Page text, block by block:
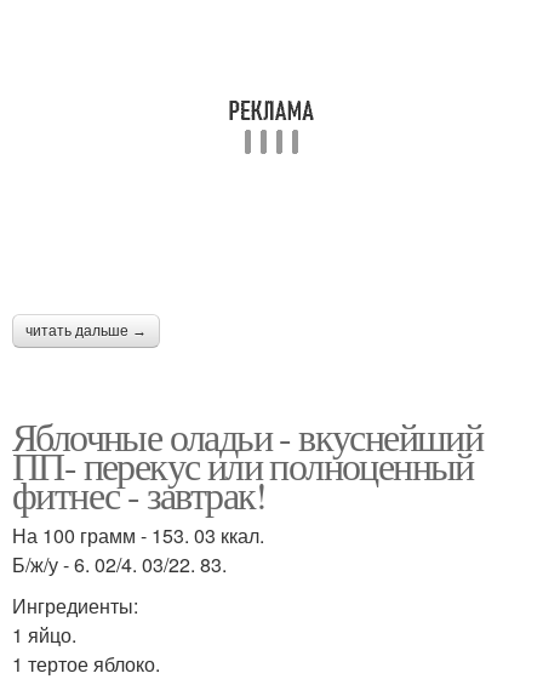
читать дальше →
Яблочные оладьи - вкуснейший
ПП- перекус или полноценный
фитнес - завтрак!
На 100 грамм - 153. 03 ккал.
Б/ж/у - 6. 02/4. 03/22. 83.
Ингредиенты:
1 яйцо.
1 тертое яблоко.